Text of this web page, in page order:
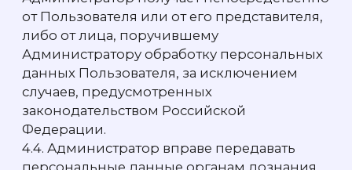
в настоящей Политике.
6.2. Администратор обязан предпринимать
меры предосторожности для защиты
конфиденциальности персональных
обычно используемого для защиты такого
рода информации в деловом обороте.
6.3. Администратор обязан хранить
персональную информацию Пользователя
в течении периода времени,
необходимого для целей, указанных